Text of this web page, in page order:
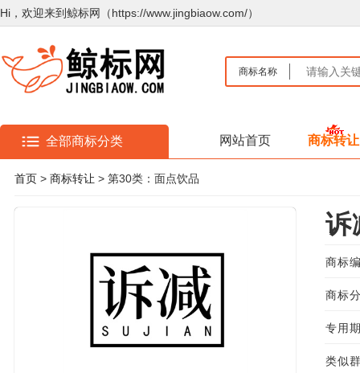
Hi，欢迎来到鲸标网（https://www.jingbiaow.com/）
商标名称
全部商标分类 网站首页 商标转让
首页 > 商标转让 > 第30类：面点饮品
诉
商标
商标
专用
类似